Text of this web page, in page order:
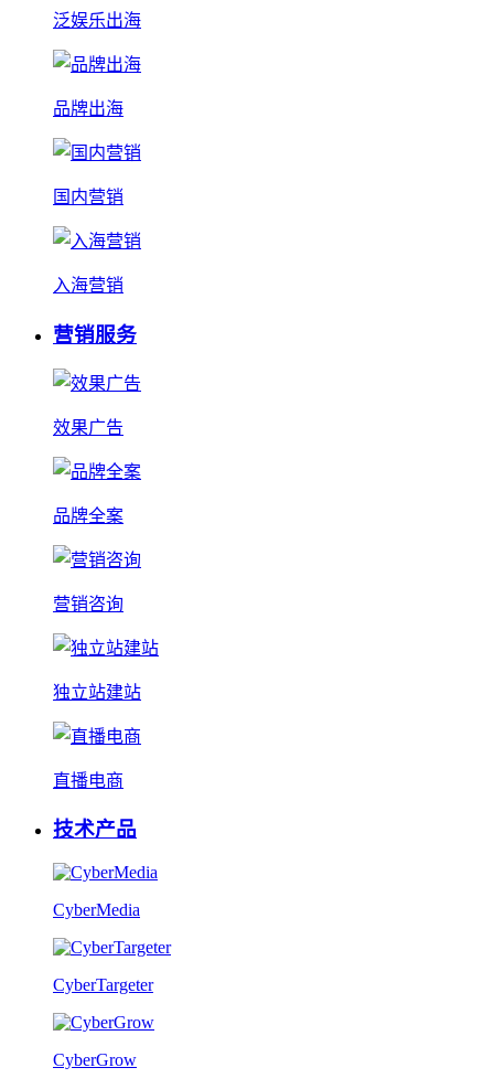
泛娱乐出海
品牌出海
国内营销
入海营销
营销服务
效果广告
品牌全案
营销咨询
独立站建站
直播电商
技术产品
CyberMedia
CyberTargeter
CyberGrow